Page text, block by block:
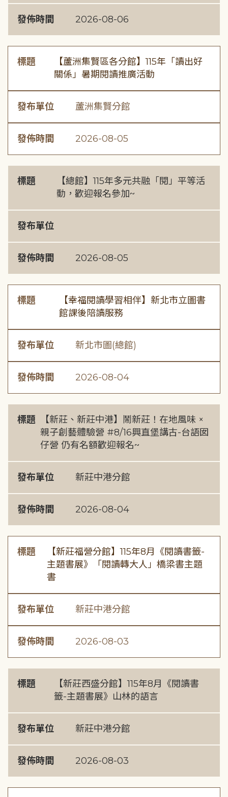
發佈時間 2026-08-06
標題
【蘆洲集賢區各分館】115年「讀出好
關係」暑期閱讀推廣活動
發布單位 蘆洲集賢分館
發佈時間 2026-08-05
標題
【總館】115年多元共融「閱」平等活
動，歡迎報名參加~
發布單位
發佈時間 2026-08-05
標題
【幸福閱讀學習相伴】新北市立圖書
館課後陪讀服務
發布單位 新北市圖(總館)
發佈時間 2026-08-04
標題
【新莊、新莊中港】鬧新莊！在地風味 ×
親子創藝體驗營 #8/16興直堡講古-台語囡
仔營 仍有名額歡迎報名~
發布單位 新莊中港分館
發佈時間 2026-08-04
標題
【新莊福營分館】115年8月《閱讀書籤-
主題書展》「閱讀轉大人」橋梁書主題
書
發布單位 新莊中港分館
發佈時間 2026-08-03
標題
【新莊西盛分館】115年8月《閱讀書
籤-主題書展》山林的語言
發布單位 新莊中港分館
發佈時間 2026-08-03